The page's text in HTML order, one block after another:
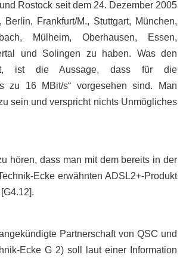
Rostock seit dem 24. Dezember 2005
Frankfurt/M., Stuttgart, München,
Mülheim, Oberhausen, Essen,
und Solingen zu haben. Was den
ist die Aussage, dass für die
zu 16 MBit/s“ vorgesehen sind. Man
sein und verspricht nichts Unmögliches
hören, dass man mit dem bereits in der
Ecke erwähnten ADSL2+-Produkt
Partnerschaft von QSC und
Ecke G 2) soll laut einer Information